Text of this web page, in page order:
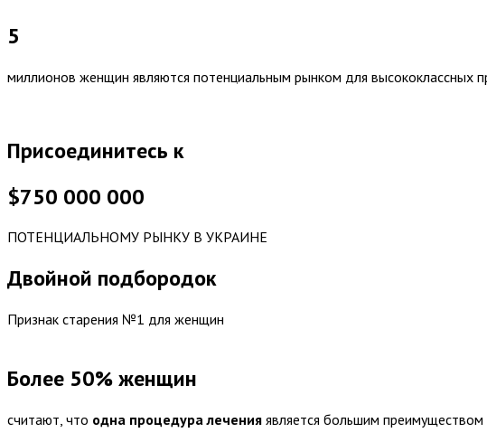
5
миллионов женщин являются потенциальным рынком для высококлассных
Присоединитесь к
$750 000 000
ПОТЕНЦИАЛЬНОМУ РЫНКУ В УКРАИНЕ
Двойной подбородок
Признак старения №1 для женщин
Более 50% женщин
считают, что одна процедура лечения является большим преимуществом